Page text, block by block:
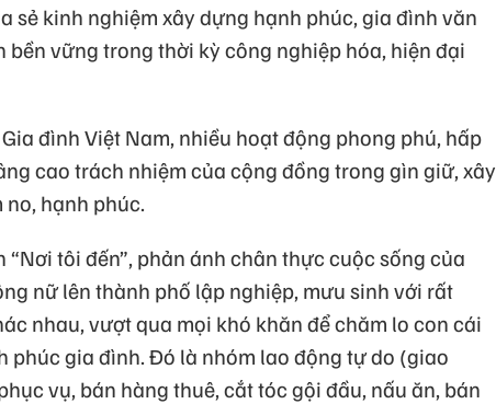
sẻ kinh nghiệm xây dựng hạnh phúc, gia đình văn
bền vững trong thời kỳ công nghiệp hóa, hiện đại
đình Việt Nam, nhiều hoạt động phong phú, hấp
cao trách nhiệm của cộng đồng trong gìn giữ, xây
hạnh phúc.
“Nơi tôi đến”, phản ánh chân thực cuộc sống của
nữ lên thành phố lập nghiệp, mưu sinh với rất
nhau, vượt qua mọi khó khăn để chăm lo con cái
phúc gia đình. Đó là nhóm lao động tự do (giao
vụ, bán hàng thuê, cắt tóc gội đầu, nấu ăn, bán